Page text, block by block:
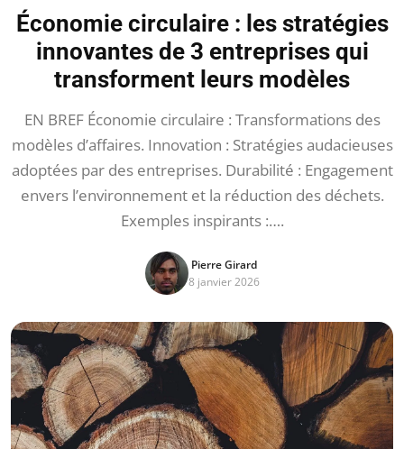
Économie circulaire : les stratégies
innovantes de 3 entreprises qui
transforment leurs modèles
EN BREF Économie circulaire : Transformations des
modèles d’affaires. Innovation : Stratégies audacieuses
adoptées par des entreprises. Durabilité : Engagement
envers l’environnement et la réduction des déchets.
Exemples inspirants :….
Pierre Girard
8 janvier 2026